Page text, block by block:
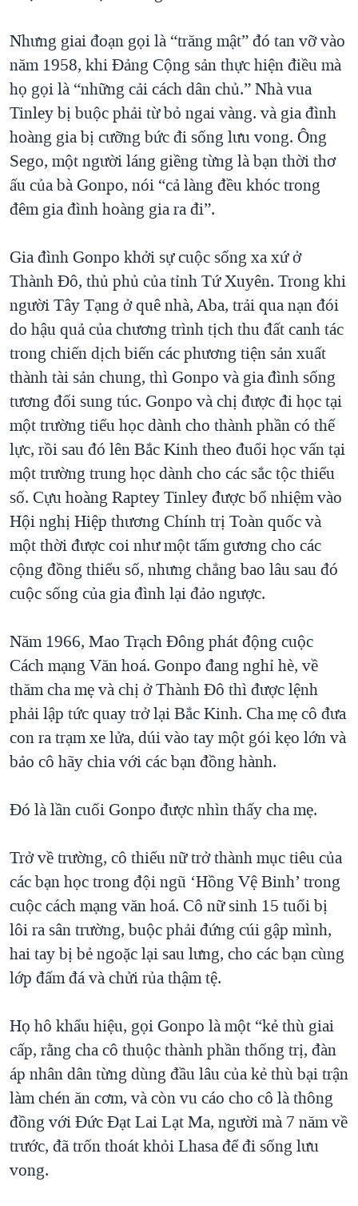
Nhưng giai đoạn gọi là “trăng mật” đó tan vỡ vào
năm 1958, khi Đảng Cộng sản thực hiện điều mà
họ gọi là “những cải cách dân chủ.” Nhà vua
Tinley bị buộc phải từ bỏ ngai vàng. và gia đình
hoàng gia bị cưỡng bức đi sống lưu vong. Ông
Sego, một người láng giềng từng là bạn thời thơ
ấu của bà Gonpo, nói “cả làng đều khóc trong
đêm gia đình hoàng gia ra đi”.
Gia đình Gonpo khởi sự cuộc sống xa xứ ở
Thành Đô, thủ phủ của tỉnh Tứ Xuyên. Trong khi
người Tây Tạng ở quê nhà, Aba, trải qua nạn đói
do hậu quả của chương trình tịch thu đất canh tác
trong chiến dịch biến các phương tiện sản xuất
thành tài sản chung, thì Gonpo và gia đình sống
tương đối sung túc. Gonpo và chị được đi học tại
một trường tiểu học dành cho thành phần có thế
lực, rồi sau đó lên Bắc Kinh theo đuổi học vấn tại
một trường trung học dành cho các sắc tộc thiểu
số. Cựu hoàng Raptey Tinley được bổ nhiệm vào
Hội nghị Hiệp thương Chính trị Toàn quốc và
một thời được coi như một tấm gương cho các
cộng đồng thiểu số, nhưng chẳng bao lâu sau đó
cuộc sống của gia đình lại đảo ngược.
Năm 1966, Mao Trạch Đông phát động cuộc
Cách mạng Văn hoá. Gonpo đang nghỉ hè, về
thăm cha mẹ và chị ở Thành Đô thì được lệnh
phải lập tức quay trở lại Bắc Kinh. Cha mẹ cô đưa
con ra trạm xe lửa, dúi vào tay một gói kẹo lớn và
bảo cô hãy chia với các bạn đồng hành.
Đó là lần cuối Gonpo được nhìn thấy cha mẹ.
Trở về trường, cô thiếu nữ trở thành mục tiêu của
các bạn học trong đội ngũ ‘Hồng Vệ Binh’ trong
cuộc cách mạng văn hoá. Cô nữ sinh 15 tuổi bị
lôi ra sân trường, buộc phải đứng cúi gập mình,
hai tay bị bẻ ngoặc lại sau lưng, cho các bạn cùng
lớp đấm đá và chửi rủa thậm tệ.
Họ hô khẩu hiệu, gọi Gonpo là một “kẻ thù giai
cấp, rằng cha cô thuộc thành phần thống trị, đàn
áp nhân dân từng dùng đầu lâu của kẻ thù bại trận
làm chén ăn cơm, và còn vu cáo cho cô là thông
đồng với Đức Đạt Lai Lạt Ma, người mà 7 năm về
trước, đã trốn thoát khỏi Lhasa để đi sống lưu
vong.